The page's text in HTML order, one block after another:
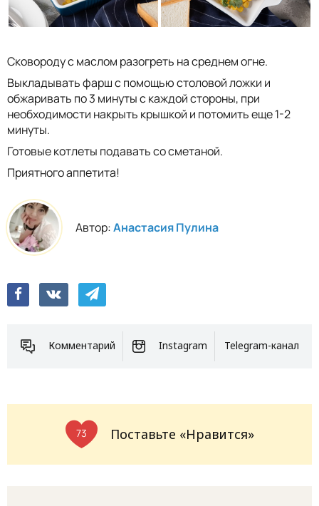
Сковороду с маслом разогреть на среднем огне.
Выкладывать фарш с помощью столовой ложки и
обжаривать по 3 минуты с каждой стороны, при
необходимости накрыть крышкой и потомить еще 1-2
минуты.
Готовые котлеты подавать со сметаной.
Приятного аппетита!
Автор:Анастасия Пулина
Комментарий Instagram Telegram-канал
73 Поставьте «Нравится»